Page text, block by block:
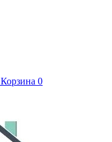
Корзина 0